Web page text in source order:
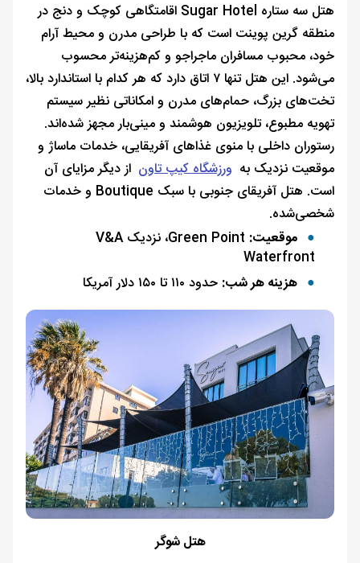
هتل سه ستاره Sugar Hotel اقامتگاهی کوچک و دنج در
منطقه گرین پوینت است که با طراحی مدرن و محیط آرام
خود، محبوب مسافران ماجراجو و کم‌هزینه‌تر محسوب
می‌شود. این هتل تنها ۷ اتاق دارد که هر کدام با استاندارد بالا،
تخت‌های بزرگ، حمام‌های مدرن و امکاناتی نظیر سیستم
تهویه مطبوع، تلویزیون هوشمند و مینی‌بار مجهز شده‌اند.
رستوران داخلی با منوی غذاهای آفریقایی، خدمات ماساژ و
موقعیت نزدیک به ورزشگاه کیپ تاون از دیگر مزایای آن
است. هتل آفریقای جنوبی با سبک Boutique و خدمات
شخصی‌شده.
موقعیت:
Green Point، نزدیک V&A
Waterfront
هزینه هر شب: حدود ۱۱۰ تا ۱۵۰ دلار آمریکا
هتل شوگر